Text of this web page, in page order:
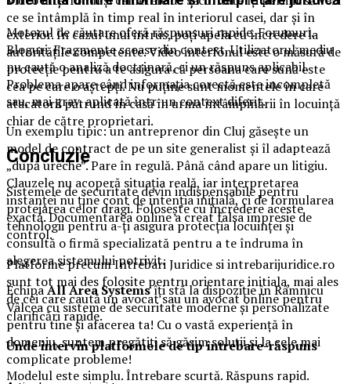
ce se întâmplă în timp real în interiorul casei, dar și în
exterior. În cazul unui intrus, poți apela cu încredere la
autoritățile competente. Video interfonul este o măsură de
protecție pentru a te asigura că persoana care sună este
cea pe care o aștepți. Nu puține sunt momentele în care
atacatorii pătrund în casă în urma întâmpinării în locuință
chiar de către proprietari.
Concluzie
Sistemele de securitate devin indispensabile pentru
protejarea celor dragi. Folosește cu încredere aceste
tehnologii pentru a-ți asigura protecția locuinței și
consultă o firmă specializată pentru a te îndruma în
alegerea sistemului potrivit.
EchipaAll Area Systemsîți stă la dispoziție în Râmnicu
Vâlcea cu sisteme de securitate moderne și personalizate
pentru tine și afacerea ta! Cu o vastă experiență în
domeniu, suntem pregătiți să găsim soluții și la cele mai
complicate probleme!
Motorul de căutare oferă răspunsuri rapide. Forumuri.
Bloguri. Fragmente scoase din context. Utilizatorul mediu
nu caută o analiză doctrinară, ci un răspuns aplicabil.
Problema apare când informația corectă este incompletă
sau, mai grav, aplicată într-un context diferit.
Un exemplu tipic: un antreprenor din Cluj găsește un
model de contract de pe un site generalist și îl adaptează
„după ureche”. Pare în regulă. Până când apare un litigiu.
Clauzele nu acoperă situația reală, iar interpretarea
instanței nu ține cont de intenția inițială, ci de formularea
exactă. Documentarea online a creat falsa impresie de
control.
Platforme precum Intrebari Juridice si intrebarijuridice.ro
sunt tot mai des folosite pentru orientare initiala, mai ales
de cei care caută un avocat sau un avocat online pentru
clarificări rapide.
Unde intervin platformele de tip întrebare-răspuns
Modelul este simplu. Întrebare scurtă. Răspuns rapid.